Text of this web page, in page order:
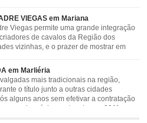
VIEGAS em Mariana
Viegas permite uma grande integração
de cavalos da Região dos
vizinhas, e o prazer de mostrar em
com apresentações musicais. Local:
de […]
em Marliéria
mais tradicionais na região,
o título junto a outras cidades
alguns anos sem efetivar a contratação
da música sertaneja, em 2011 a
deixou dúvidas de que sua tradição